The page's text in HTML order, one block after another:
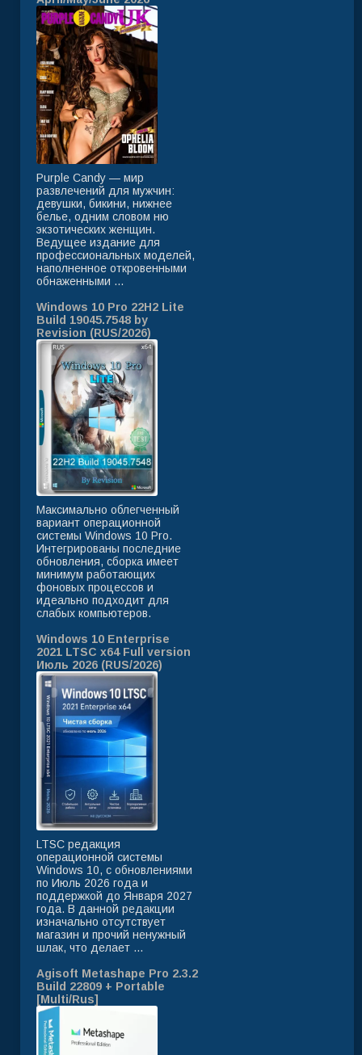
Purple Candy — мир
развлечений для мужчин:
девушки, бикини, нижнее
белье, одним словом ню
экзотических женщин.
Ведущее издание для
профессиональных моделей,
наполненное откровенными
обнаженными ...
Windows 10 Pro 22H2 Lite
Build 19045.7548 by
Revision (RUS/2026)
Максимально облегченный
вариант операционной
системы Windows 10 Pro.
Интегрированы последние
обновления, сборка имеет
минимум работающих
фоновых процессов и
идеально подходит для
слабых компьютеров.
Windows 10 Enterprise
2021 LTSC x64 Full version
Июль 2026 (RUS/2026)
LTSC редакция
операционной системы
Windows 10, с обновлениями
по Июль 2026 года и
поддержкой до Января 2027
года. В данной редакции
изначально отсутствует
магазин и прочий ненужный
шлак, что делает ...
Agisoft Metashape Pro 2.3.2
Build 22809 + Portable
[Multi/Rus]